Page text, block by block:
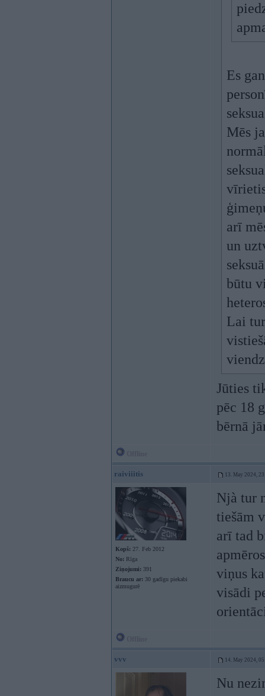
Es
Mēs
arī
un
būtu
Lai
Jūties
pēc 18
bērnā
raiviiitis 13. May 2024,
Kopš: 27. Feb 2012
No: Rīga
Ziņojumi: 391
Braucu ar: 30 gadīgu piekabi
aizmugurē
Njà tur
tiešām
arī tad
viņus
visādi
vvv 14. May 2024,
Nu